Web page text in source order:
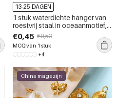
13-25 DAGEN
1 stuk waterdichte hanger van
roestvrij staal in oceaanmotief,
goudkleurig
€0,45 €0,53
MOQ van 1 stuk
+4
China magazijn